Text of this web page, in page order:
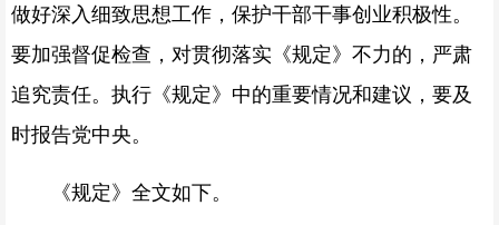
做好深入细致思想工作，保护干部干事创业积极性。
要加强督促检查，对贯彻落实《规定》不力的，严肃
追究责任。执行《规定》中的重要情况和建议，要及
时报告党中央。
《规定》全文如下。